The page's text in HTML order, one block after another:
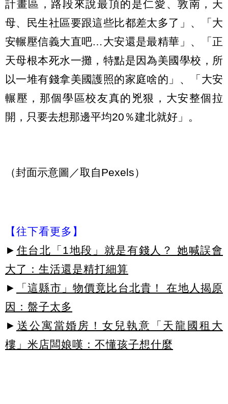
計畫區，路段來說最頂的是仁愛、敦南，天
母、民生社區要跟這些比都差太多了」、「大
安輾壓信義大直吧…大安還是最精華」、「正
天母根本死水一攤，特點是因為美國學校，所
以一堆有錢拿美國護照的家庭啥的」、「大安
輾壓，那個學區校友真的兇狠，大安整個拉
開，只要去想那邊平均20％建北就好」。
（封面示意圖／取自Pexels）
【往下看更多】
► 住台北「1地段」就是有錢人？ 她喊誤會
大了：生活還是精打細算
►
「這縣市」物價竟比台北貴！ 在地人揭原
因：盤子太多
► 送公寓當婚房！女兒執意「天龍國租大
樓」米店闆娘嘆：不懂孩子想什麼